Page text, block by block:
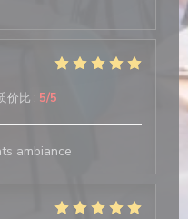
价比 : 5/5
ambiance